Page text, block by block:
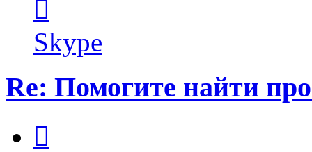
пользователя
Kirilliq
Skype
Re: Помогите найти